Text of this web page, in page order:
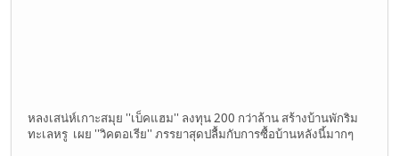
หลงเสน่ห์เกาะสมุย ''เบ็คแฮม'' ลงทุน 200 กว่าล้าน สร้างบ้านพักริม
ทะเลหรู เผย ''วิคตอเรีย'' ภรรยาสุดปลื้มกับการซื้อบ้านหลังนี้มากๆ